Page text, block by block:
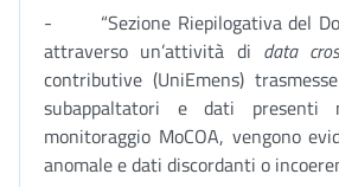
- “Sezione Riepilogativa del
attraverso un’attività di data
contributive (UniEmens)
subappaltatori e dati presenti
monitoraggio MoCOA, vengono
anomale e dati discordanti o